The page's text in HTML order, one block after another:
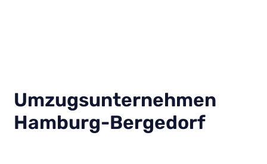
Umzugsunternehmen
Hamburg-Bergedorf